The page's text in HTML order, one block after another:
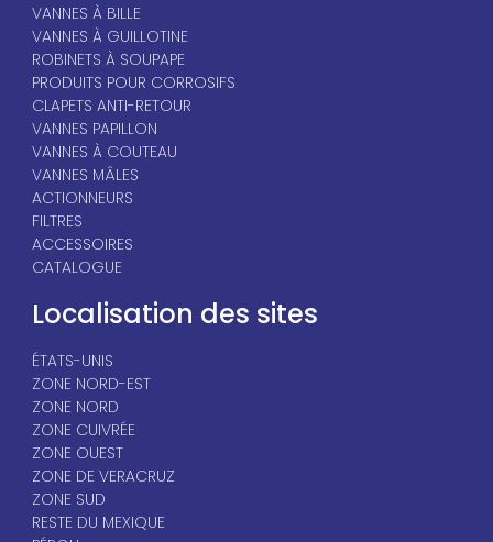
VANNES À BILLE
VANNES À GUILLOTINE
ROBINETS À SOUPAPE
PRODUITS POUR CORROSIFS
CLAPETS ANTI-RETOUR
VANNES PAPILLON
VANNES À COUTEAU
VANNES MÂLES
ACTIONNEURS
FILTRES
ACCESSOIRES
CATALOGUE
Localisation des sites
ÉTATS-UNIS
ZONE NORD-EST
ZONE NORD
ZONE CUIVRÉE
ZONE OUEST
ZONE DE VERACRUZ
ZONE SUD
RESTE DU MEXIQUE